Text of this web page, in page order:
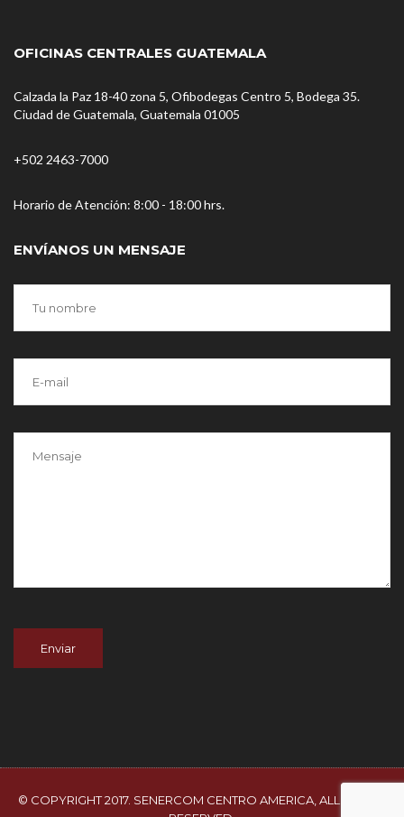
OFICINAS CENTRALES GUATEMALA
Calzada la Paz 18-40 zona 5, Ofibodegas Centro 5, Bodega 35.
Ciudad de Guatemala, Guatemala 01005
+502 2463-7000
Horario de Atención: 8:00 - 18:00 hrs.
ENVÍANOS UN MENSAJE
© COPYRIGHT 2017. SENERCOM CENTRO AMERICA, ALL RIGHTS